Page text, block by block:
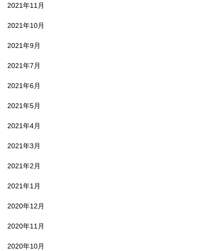
2021年11月
2021年10月
2021年9月
2021年7月
2021年6月
2021年5月
2021年4月
2021年3月
2021年2月
2021年1月
2020年12月
2020年11月
2020年10月